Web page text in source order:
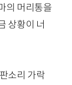
의 머리통을
상황이 너
소리 가락